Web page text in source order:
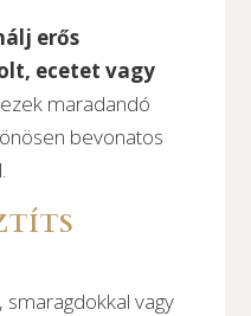
erős
ecetet vagy
maradandó
bevonatos
smaragdokkal vagy